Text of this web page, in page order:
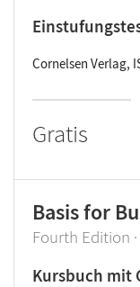
Cornelsen Verlag,
Gratis
Basis for
Fourth Edition
Kursbuch mit